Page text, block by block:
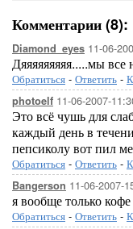
Комментарии (8):
Diamond_eyes 11-06-
Дяяяяяяяяя.....мы
Обратиться - Ответить -
photoelf 11-06-2007-
Это всё чушь для
каждый день в
пепсиколу вот пил
Обратиться - Ответить -
Bangerson 11-06-2007-
я вообще только
Обратиться - Ответить -